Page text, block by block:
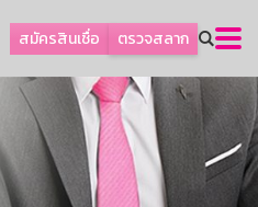
สมัครสินเชื่อ ตรวจสลาก